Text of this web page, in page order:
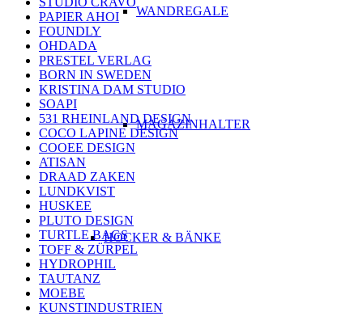
WANDREGALE
MAGAZINHALTER
HOCKER & BÄNKE
PAPIER AHOI
FOUNDLY
OHDADA
PRESTEL VERLAG
BORN IN SWEDEN
KRISTINA DAM STUDIO
SOAPI
531 RHEINLAND DESIGN
COCO LAPINE DESIGN
COOEE DESIGN
ATISAN
DRAAD ZAKEN
LUNDKVIST
HUSKEE
PLUTO DESIGN
TURTLE BAGS
TOFF & ZÜRPEL
HYDROPHIL
TAUTANZ
MOEBE
KUNSTINDUSTRIEN